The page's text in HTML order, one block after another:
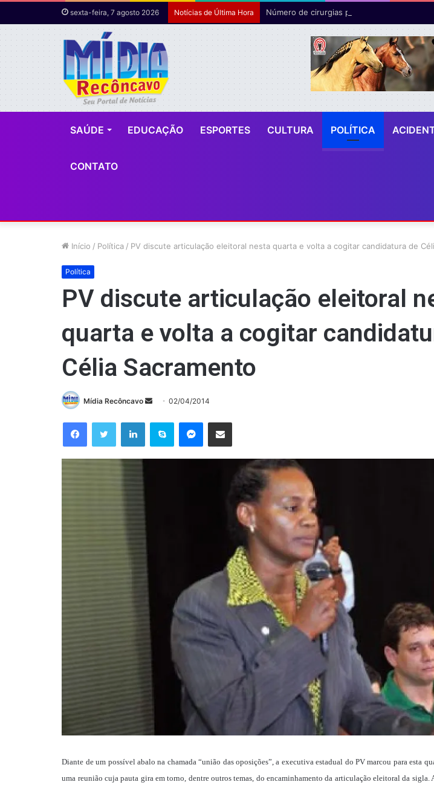
sexta-feira, 7 agosto 2026 Notícias de Última Hora
SAÚDE EDUCAÇÃO ESPORTES CULTURA POLÍTICA
CONTATO
Início / Política / PV discute articulação eleitoral nesta quarta e volta a cogitar candidatura de
Política
PV discute articulação eleitoral
quarta e volta a cogitar
Célia Sacramento
Mídia Recôncavo
Mande
e-
02/04/2014
FacebookTwitter LinkedinSkype Messenger
Compartilhar via e-mail
Diante de um possível abalo na chamada “união das oposições”, a executiva estadual do PV marcou para esta
uma reunião cuja pauta gira em torno, dentre outros temas, do encaminhamento da articulação eleitoral da